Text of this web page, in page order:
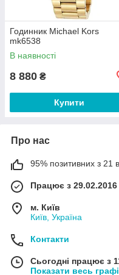
Годинник Michael Kors
mk6538
В наявності
8 880 ₴
Купити
Про нас
95% позитивних з 21
Працює з 29.02.2016
м. Київ
Київ, Україна
Контакти
Сьогодні працює з
Показати весь